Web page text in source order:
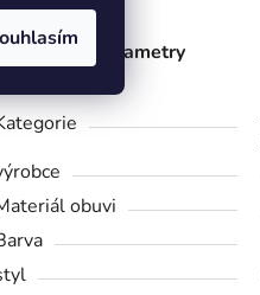
parametry
obuvi